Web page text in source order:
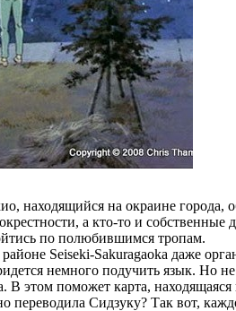
находящийся на окраине
а кто-то и
по полюбившимся тропам.
Seiseki-Sakuragaoka даже
немного подучить язык. Но
В этом поможет карта,
переводила Сидзуку? Так вот,